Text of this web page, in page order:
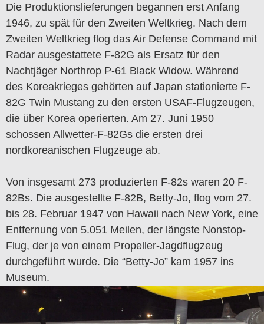
Die Produktionslieferungen begannen erst Anfang
1946, zu spät für den Zweiten Weltkrieg. Nach dem
Zweiten Weltkrieg flog das Air Defense Command mit
Radar ausgestattete F-82G als Ersatz für den
Nachtjäger Northrop P-61 Black Widow. Während
des Koreakrieges gehörten auf Japan stationierte F-
82G Twin Mustang zu den ersten USAF-Flugzeugen,
die über Korea operierten. Am 27. Juni 1950
schossen Allwetter-F-82Gs die ersten drei
nordkoreanischen Flugzeuge ab.
Von insgesamt 273 produzierten F-82s waren 20 F-
82Bs. Die ausgestellte F-82B, Betty-Jo, flog vom 27.
bis 28. Februar 1947 von Hawaii nach New York, eine
Entfernung von 5.051 Meilen, der längste Nonstop-
Flug, der je von einem Propeller-Jagdflugzeug
durchgeführt wurde. Die “Betty-Jo” kam 1957 ins
Museum.